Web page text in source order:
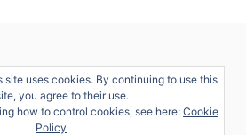
site uses cookies. By continuing to use this
you agree to their use.
how to control cookies, see here: Cookie
Policy